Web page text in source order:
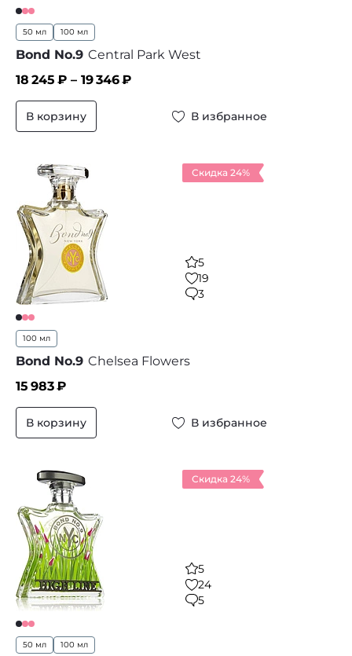
50 мл 100 мл
Bond No.9 Central Park West
18 245 ₽ – 19 346₽
В корзину В избранное
Скидка 24%
5
19
3
100 мл
Bond No.9 Chelsea Flowers
15 983₽
В корзину В избранное
Скидка 24%
5
24
5
50 мл 100 мл